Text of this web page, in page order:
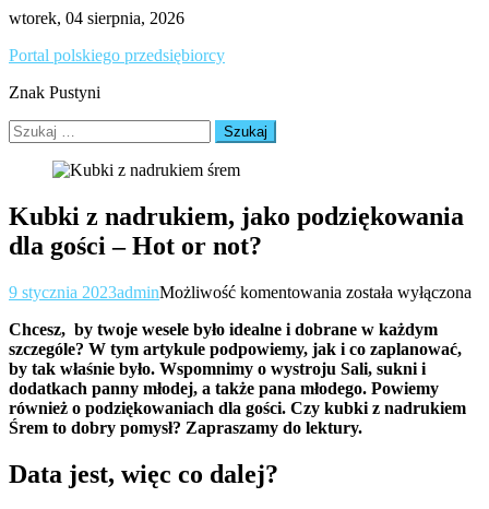
Skip
content
wtorek, 04 sierpnia, 2026
Portal polskiego przedsiębiorcy
Znak Pustyni
Szukaj:
Kubki z nadrukiem, jako podziękowania
dla gości – Hot or not?
9 stycznia 2023adminMożliwość komentowania Kubki
nadrukiem,
jako
podziękowania
dla
gości
–
została wyłączona
Chcesz, by twoje wesele było idealne i dobrane w każdym
szczególe? W tym artykule podpowiemy, jak i co zaplanować,
by tak właśnie było. Wspomnimy o wystroju Sali, sukni i
dodatkach panny młodej, a także pana młodego. Powiemy
również o podziękowaniach dla gości. Czy kubki z nadrukiem
Śrem to dobry pomysł? Zapraszamy do lektury.
Data jest, więc co dalej?